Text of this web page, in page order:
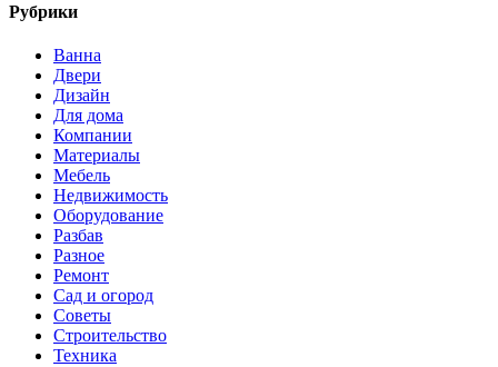
Рубрики
Ванна
Двери
Дизайн
Для дома
Компании
Материалы
Мебель
Недвижимость
Оборудование
Разбав
Разное
Ремонт
Сад и огород
Советы
Строительство
Техника